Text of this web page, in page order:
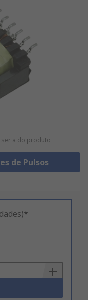
a do produto
de Pulsos